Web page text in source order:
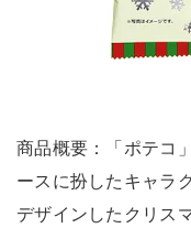
商品概要：「ポテコ
ースに扮したキャラ
デザインしたクリス